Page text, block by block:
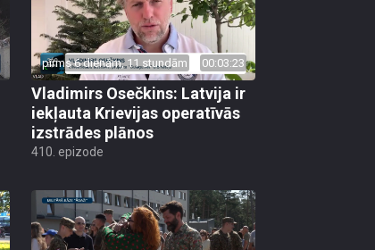
pirms 6 dienām, 11 stundām 00:03:23
Vladimirs Osečkins: Latvija ir
iekļauta Krievijas operatīvās
izstrādes plānos
410. epizode